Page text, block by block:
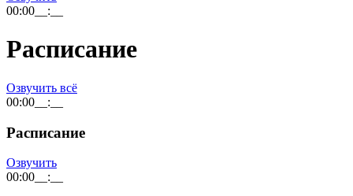
00:00 __:__
Расписание
Озвучить всё
00:00 __:__
Расписание
Озвучить
00:00 __:__